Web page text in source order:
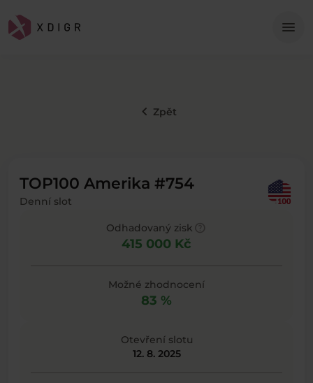
menu
keyboard_arrow_left Zpět
TOP100 Amerika #754
Denní slot
Odhadovaný zisk
415 000 Kč
Možné zhodnocení
83 %
Otevření slotu
12. 8. 2025